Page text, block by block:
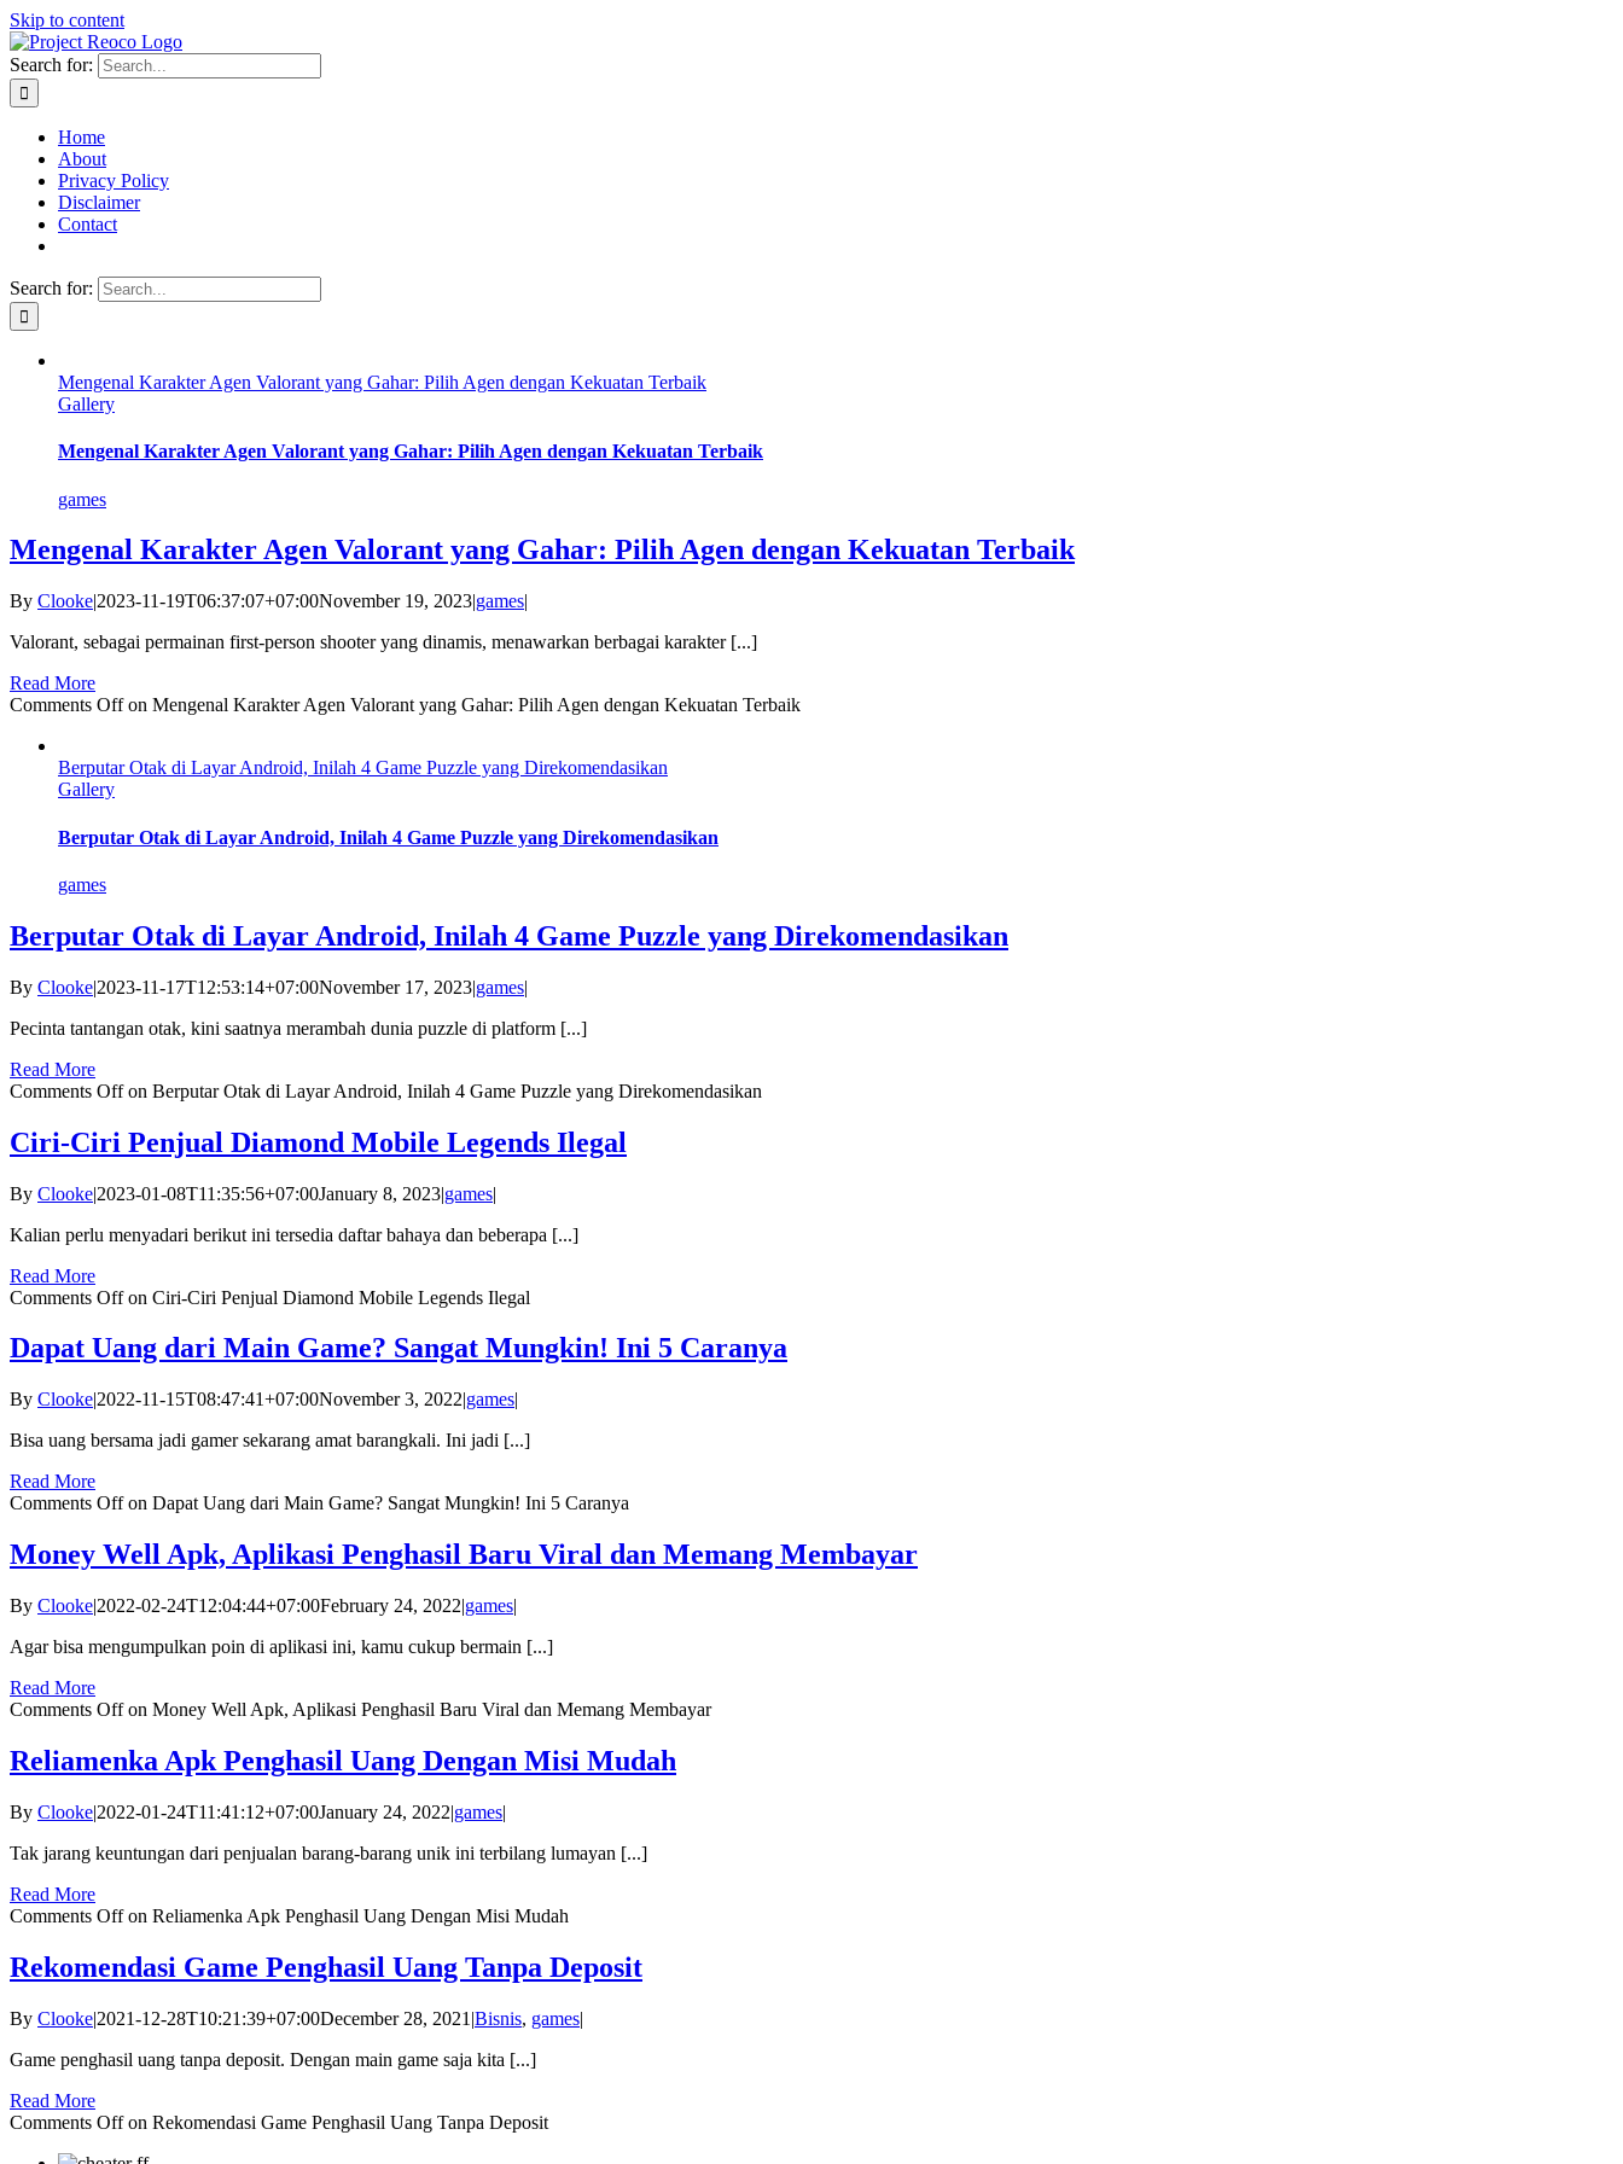
Skip to content
Search for:
Home
About
Privacy Policy
Disclaimer
Contact
Search for:
Mengenal Karakter Agen Valorant yang Gahar: Pilih Agen dengan Kekuatan Terbaik
Gallery
Mengenal Karakter Agen Valorant yang Gahar: Pilih Agen dengan Kekuatan Terbaik
games
Mengenal Karakter Agen Valorant yang Gahar: Pilih Agen dengan Kekuatan Terbaik
By Clooke|2023-11-19T06:37:07+07:00November 19, 2023|games|
Valorant, sebagai permainan first-person shooter yang dinamis, menawarkan berbagai karakter [...]
Read More
Comments Offon Mengenal Karakter Agen Valorant yang Gahar: Pilih Agen dengan Kekuatan Terbaik
Berputar Otak di Layar Android, Inilah 4 Game Puzzle yang Direkomendasikan
Gallery
Berputar Otak di Layar Android, Inilah 4 Game Puzzle yang Direkomendasikan
games
Berputar Otak di Layar Android, Inilah 4 Game Puzzle yang Direkomendasikan
By Clooke|2023-11-17T12:53:14+07:00November 17, 2023|games|
Pecinta tantangan otak, kini saatnya merambah dunia puzzle di platform [...]
Read More
Comments Offon Berputar Otak di Layar Android, Inilah 4 Game Puzzle yang Direkomendasikan
Ciri-Ciri Penjual Diamond Mobile Legends Ilegal
By Clooke|2023-01-08T11:35:56+07:00January 8, 2023|games|
Kalian perlu menyadari berikut ini tersedia daftar bahaya dan beberapa [...]
Read More
Comments Offon Ciri-Ciri Penjual Diamond Mobile Legends Ilegal
Dapat Uang dari Main Game? Sangat Mungkin! Ini 5 Caranya
By Clooke|2022-11-15T08:47:41+07:00November 3, 2022|games|
Bisa uang bersama jadi gamer sekarang amat barangkali. Ini jadi [...]
Read More
Comments Offon Dapat Uang dari Main Game? Sangat Mungkin! Ini 5 Caranya
Money Well Apk, Aplikasi Penghasil Baru Viral dan Memang Membayar
By Clooke|2022-02-24T12:04:44+07:00February 24, 2022|games|
Agar bisa mengumpulkan poin di aplikasi ini, kamu cukup bermain [...]
Read More
Comments Offon Money Well Apk, Aplikasi Penghasil Baru Viral dan Memang Membayar
Reliamenka Apk Penghasil Uang Dengan Misi Mudah
By Clooke|2022-01-24T11:41:12+07:00January 24, 2022|games|
Tak jarang keuntungan dari penjualan barang-barang unik ini terbilang lumayan [...]
Read More
Comments Offon Reliamenka Apk Penghasil Uang Dengan Misi Mudah
Rekomendasi Game Penghasil Uang Tanpa Deposit
By Clooke|2021-12-28T10:21:39+07:00December 28, 2021 |Bisnis, games|
Game penghasil uang tanpa deposit. Dengan main game saja kita [...]
Read More
Comments Offon Rekomendasi Game Penghasil Uang Tanpa Deposit